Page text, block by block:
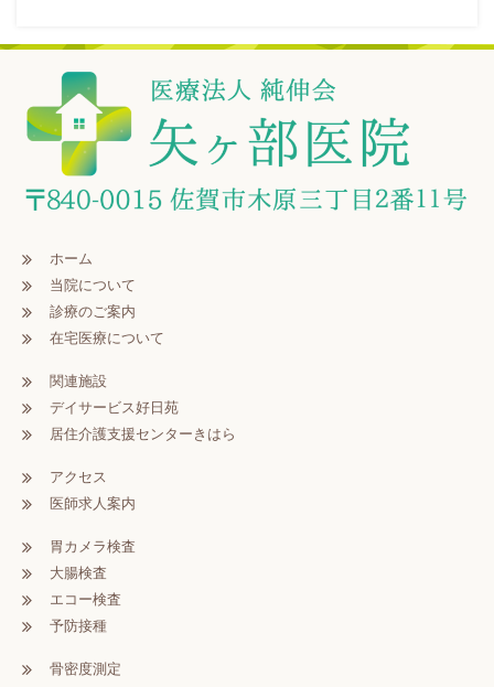
ホーム
当院について
診療のご案内
在宅医療について
関連施設
デイサービス好日苑
居住介護支援センターきはら
アクセス
医師求人案内
胃カメラ検査
大腸検査
エコー検査
予防接種
骨密度測定